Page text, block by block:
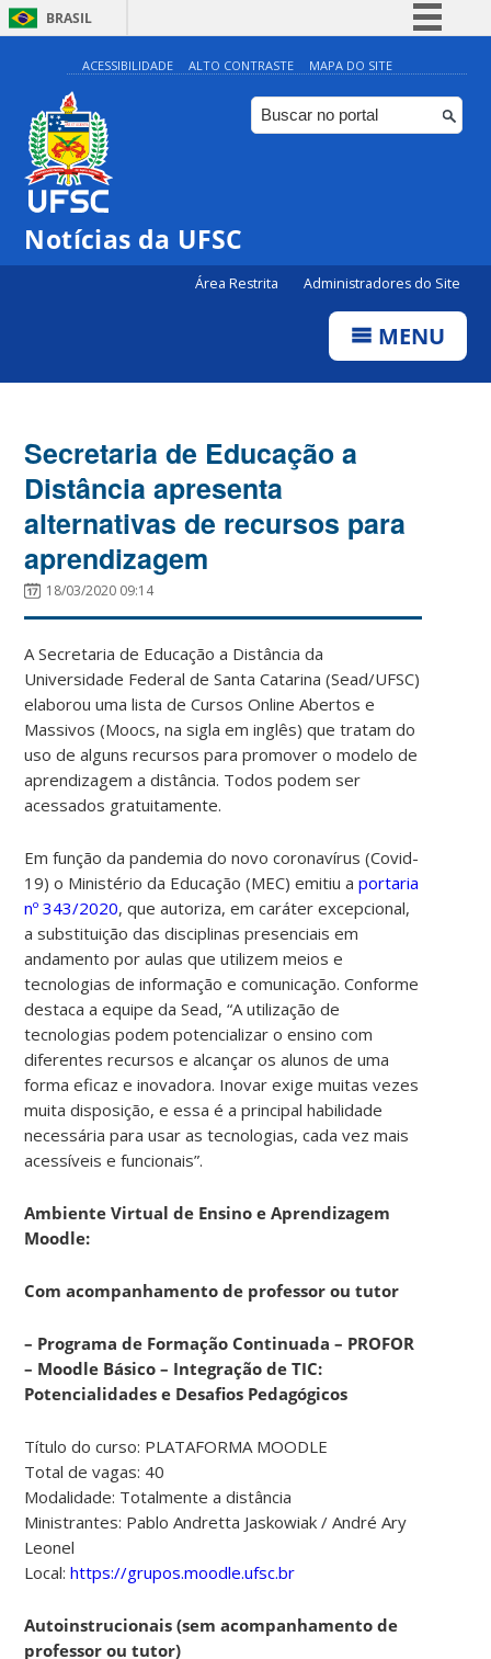
BRASIL
Simplifique!
Comunica BR
Participe
ACESSIBILIDADE ALTO CONTRASTE MAPA DO SITE
Notícias da UFSC
Área Restrita Administradores do Site
MENU
Secretaria de Educação a
Distância apresenta
alternativas de recursos para
aprendizagem
18/03/2020 09:14
A Secretaria de Educação a Distância da
Universidade Federal de Santa Catarina (Sead/UFSC)
elaborou uma lista de Cursos Online Abertos e
Massivos (Moocs, na sigla em inglês) que tratam do
uso de alguns recursos para promover o modelo de
aprendizagem a distância. Todos podem ser
acessados gratuitamente.
Em função da pandemia do novo coronavírus (Covid-
19) o Ministério da Educação (MEC) emitiu aportaria
nº 343/2020, que autoriza, em caráter excepcional,
a substituição das disciplinas presenciais em
andamento por aulas que utilizem meios e
tecnologias de informação e comunicação. Conforme
destaca a equipe da Sead, “A utilização de
tecnologias podem potencializar o ensino com
diferentes recursos e alcançar os alunos de uma
forma eficaz e inovadora. Inovar exige muitas vezes
muita disposição, e essa é a principal habilidade
necessária para usar as tecnologias, cada vez mais
acessíveis e funcionais”.
Ambiente Virtual de Ensino e Aprendizagem
Moodle:
Com acompanhamento de professor ou tutor
– Programa de Formação Continuada – PROFOR
– Moodle Básico – Integração de TIC:
Potencialidades e Desafios Pedagógicos
Título do curso: PLATAFORMA MOODLE
Total de vagas: 40
Modalidade: Totalmente a distância
Ministrantes: Pablo Andretta Jaskowiak / André Ary
Leonel
Local:https://grupos.moodle.ufsc.br
Autoinstrucionais (sem acompanhamento de
professor ou tutor)